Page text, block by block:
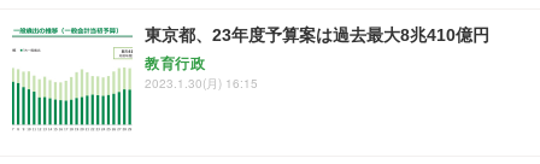
東京都、23年度予算案は過去最大8兆410億円
教育行政
2023.1.30(月) 16:15